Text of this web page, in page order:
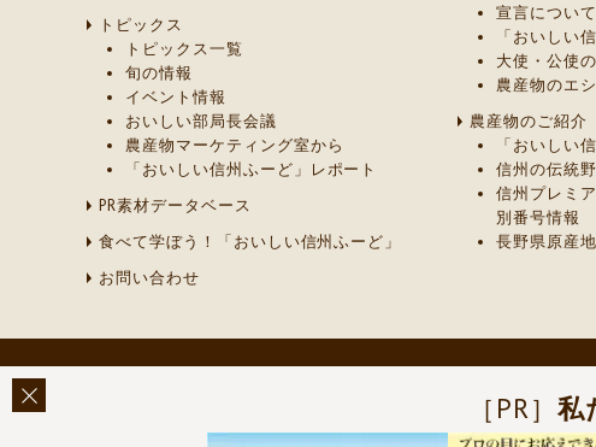
［PR］ 私
トピックス
トピックス一覧
旬の情報
イベント情報
おいしい部局長会議
農産物マーケティング室から
「おいしい信州ふーど」レポート
PR素材データベース
食べて学ぼう！「おいしい信州ふーど」
お問い合わせ
宣言について
「おいしい
大使・公使
農産物のエ
農産物のご紹介
「おいしい
信州の伝統
信州プレミ
別番号情報
長野県原産
このページに関するご質問